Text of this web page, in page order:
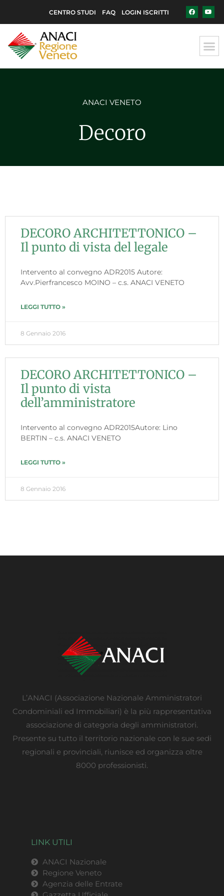
CENTRO STUDI FAQ LOGIN ISCRITTI
ANACI VENETO
Decoro
DECORO ARCHITETTONICO –
Il punto di vista del legale
Intervento al convegno ADR2015 Autore:
Avv.Pierfrancesco MOINO – c.s. ANACI VENETO
LEGGI TUTTO »
8 Gennaio 2016
DECORO ARCHITETTONICO –
Il punto di vista
dell’amministratore
Intervento al convegno ADR2015Autore: Lino
BERTIN – c.s. ANACI VENETO
LEGGI TUTTO »
8 Gennaio 2016
L’ANACI (Associazione Nazionale Amministratori
Condominiali ed Immobiliari) è la più rappresentativa
associazione di categoria degli amministratori.
Presente su tutto il territorio nazionale con le sue sedi
regionali e provinciali, riunisce ed organizza oltre
8000 professionisti.
LINK UTILI
ANACI Nazionale
Regione Veneto
Agenzia delle Entrate